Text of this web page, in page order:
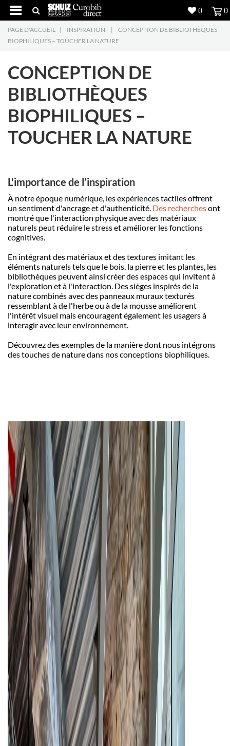
5
Produits
Downloads
L'entreprise
PAGE D'ACCUEIL | INSPIRATION |
CONCEPTION DE BIBLIOTHÈQUES
BIOPHILIQUES – TOUCHER LA NATURE
CONCEPTION DE
BIBLIOTHÈQUES
BIOPHILIQUES –
TOUCHER LA NATURE
L'importance de l’inspiration
À notre époque numérique, les expériences tactiles offrent
un sentiment d'ancrage et d'authenticité. Des recherchesont
montré que l'interaction physique avec des matériaux
naturels peut réduire le stress et améliorer les fonctions
cognitives.
En intégrant des matériaux et des textures imitant les
éléments naturels tels que le bois, la pierre et les plantes, les
bibliothèques peuvent ainsi créer des espaces qui invitent à
l'exploration et à l'interaction. Des sièges inspirés de la
nature combinés avec des panneaux muraux texturés
ressemblant à de l'herbe ou à de la mousse améliorent
l'intérêt visuel mais encouragent également les usagers à
interagir avec leur environnement.
Découvrez des exemples de la manière dont nous intégrons
des touches de nature dans nos conceptions biophiliques.
0 0